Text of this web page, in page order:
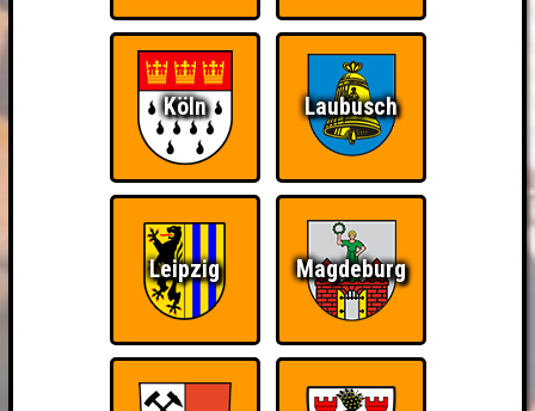
Köln Laubusch
Leipzig Magdeburg